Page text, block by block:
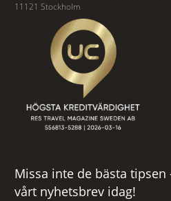
11121 Stockholm
Missa inte de bästa
vårt nyhetsbrev idag!